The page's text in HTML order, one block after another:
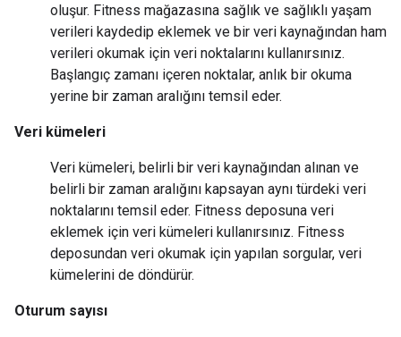
oluşur. Fitness mağazasına sağlık ve sağlıklı yaşam
verileri kaydedip eklemek ve bir veri kaynağından ham
verileri okumak için veri noktalarını kullanırsınız.
Başlangıç zamanı içeren noktalar, anlık bir okuma
yerine bir zaman aralığını temsil eder.
Veri kümeleri
Veri kümeleri, belirli bir veri kaynağından alınan ve
belirli bir zaman aralığını kapsayan aynı türdeki veri
noktalarını temsil eder. Fitness deposuna veri
eklemek için veri kümeleri kullanırsınız. Fitness
deposundan veri okumak için yapılan sorgular, veri
kümelerini de döndürür.
Oturum sayısı